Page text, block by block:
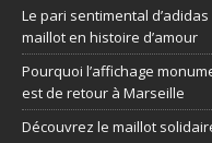
Le pari sentimental
maillot en histoire d’amour
Pourquoi l’affichage
est de retour à Marseille
Découvrez le maillot